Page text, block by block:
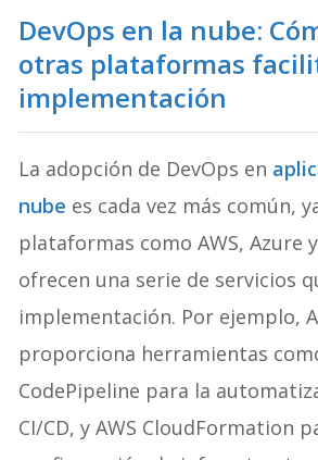
DevOps en la nube:
otras plataformas
implementación
La adopción de DevOps en
nube es cada vez más común,
plataformas como AWS, Azure
ofrecen una serie de servicios
implementación. Por ejemplo,
proporciona herramientas
CodePipeline para la
CI/CD, y AWS CloudFormation